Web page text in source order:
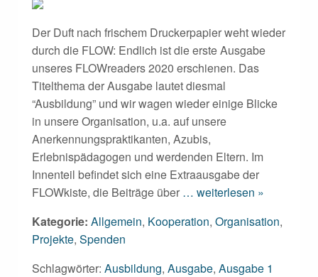
Der Duft nach frischem Druckerpapier weht wieder
durch die FLOW: Endlich ist die erste Ausgabe
unseres FLOWreaders 2020 erschienen. Das
Titelthema der Ausgabe lautet diesmal
“Ausbildung” und wir wagen wieder einige Blicke
in unsere Organisation, u.a. auf unsere
Anerkennungspraktikanten, Azubis,
Erlebnispädagogen und werdenden Eltern. Im
Innenteil befindet sich eine Extraausgabe der
FLOWkiste, die Beiträge über … weiterlesen »
Kategorie: Allgemein, Kooperation, Organisation,
Projekte, Spenden
Schlagwörter: Ausbildung, Ausgabe, Ausgabe 1